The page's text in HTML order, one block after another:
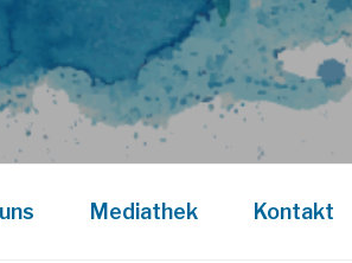
Mediathek Kontakt